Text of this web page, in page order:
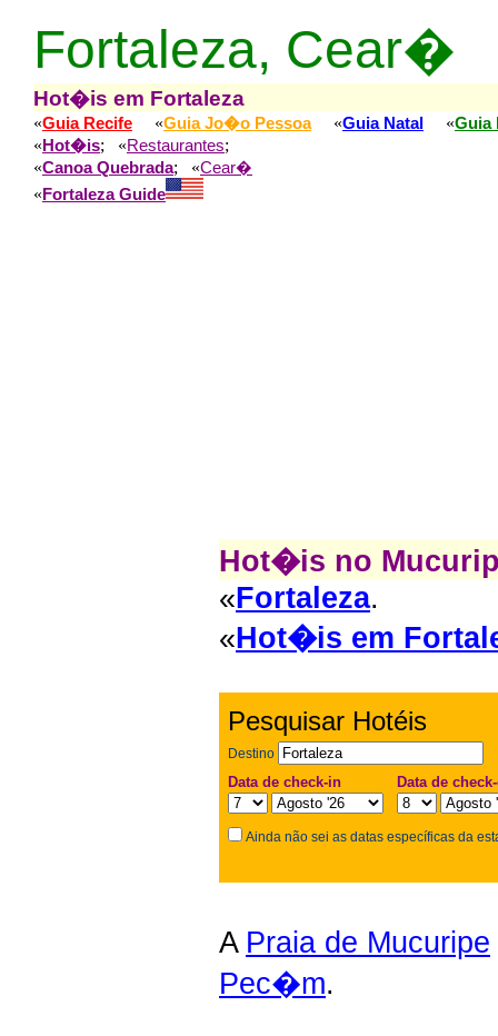
Fortaleza, Cear�
Hot�is em Fortaleza
«Guia Recife «Guia Jo�o Pessoa«Guia Natal «Guia
« Hot�is; «Restaurantes;
«Canoa Quebrada; «Cear�
« Fortaleza Guide
Hot�is no
«Fortaleza.
«Hot�is em
Pesquisar Hotéis
Destino
Data de check-in Data de
Ainda não sei as datas específicas da
A Praia de Mucuripe
Pec�m.